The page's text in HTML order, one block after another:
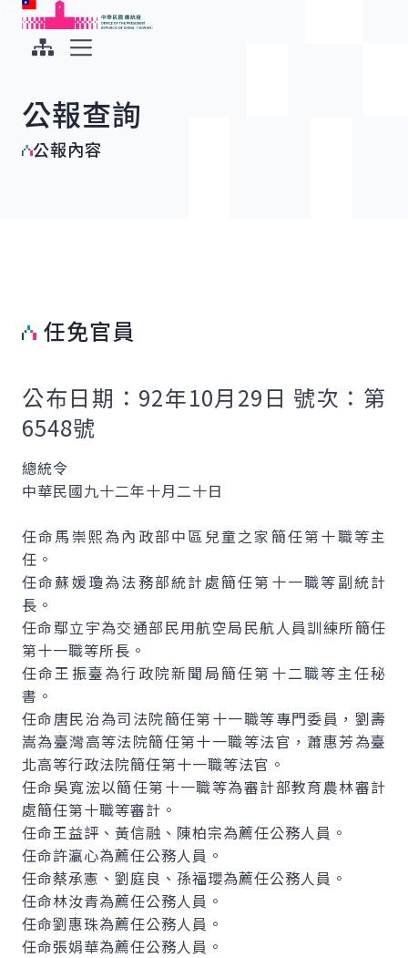
跳到主要內容
中華民國總統府
公報查詢
公報內容
任免官員
公布日期：92年10月29日 號次：第
6548號
總統令
中華民國九十二年十月二十日
任命馬崇熙為內政部中區兒童之家簡任第十職等主
任。
任命蘇媛瓊為法務部統計處簡任第十一職等副統計
長。
任命鄢立宇為交通部民用航空局民航人員訓練所簡任
第十一職等所長。
任命王振臺為行政院新聞局簡任第十二職等主任秘
書。
任命唐民治為司法院簡任第十一職等專門委員，劉壽
嵩為臺灣高等法院簡任第十一職等法官，蕭惠芳為臺
北高等行政法院簡任第十一職等法官。
任命吳寬浤以簡任第十一職等為審計部教育農林審計
處簡任第十職等審計。
任命王益評、黃信融、陳柏宗為薦任公務人員。
任命許瀛心為薦任公務人員。
任命蔡承憲、劉庭良、孫福瓔為薦任公務人員。
任命林汝青為薦任公務人員。
任命劉惠珠為薦任公務人員。
任命張娟華為薦任公務人員。